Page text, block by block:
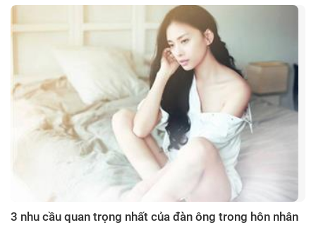
3 nhu cầu quan trọng nhất của đàn ông trong hôn nhân